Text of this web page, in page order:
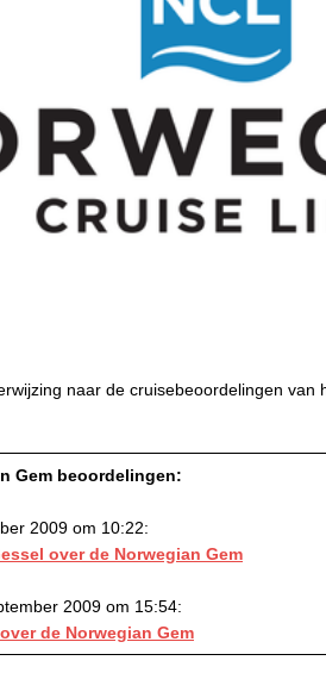
naar de cruisebeoordelingen van
Gem beoordelingen:
2009 om 10:22:
over de Norwegian Gem
2009 om 15:54:
de Norwegian Gem